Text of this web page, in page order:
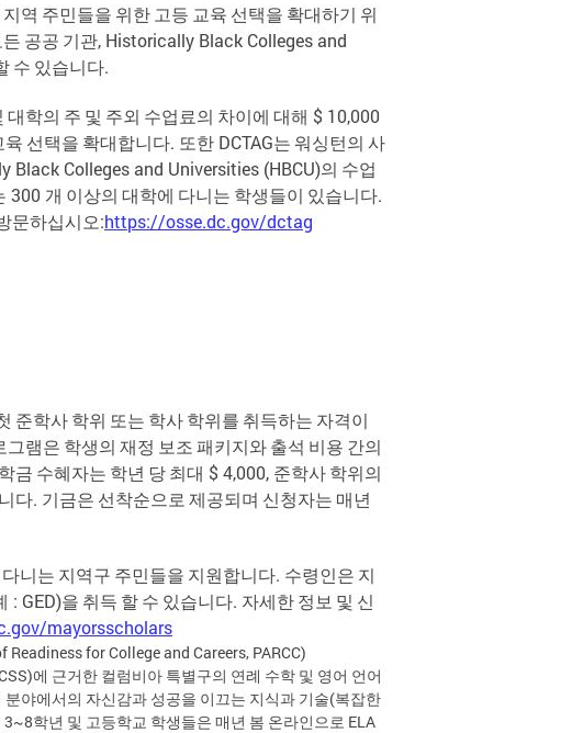
지역 주민들을 위한고등 교육 선택을 확대하기 위
공공 기관, Historically Black Colleges and
수 있습니다.
대학의 주 및 주외 수업료의 차이에 대해 $ 10,000
육 선택을 확대합니다. 또한 DCTAG는 워싱턴의 사
Black Colleges and Universities (HBCU)의 수업
300 개 이상의 대학에 다니는 학생들이 있습니다.
문하십시오:https://osse.dc.gov/dctag
준학사학위 또는 학사학위를 취득하는 자격이
그램은 학생의 재정 보조패키지와출석 비용 간의
금 수혜자는 학년 당최대 $ 4,000, 준학사학위의
다. 기금은 선착순으로제공되며 신청자는 매년
다니는 지역구 주민들을 지원합니다. 수령인은 지
: GED)을 취득 할수 있습니다. 자세한정보 및 신
mayorsscholars
for College and Careers, PARCC)
에 근거한 컬럼비아 특별구의 연례 수학 및 영어 언어
야에서의 자신감과 성공을 이끄는 지식과 기술(복잡한
학년 및 고등학교 학생들은 매년 봄 온라인으로 ELA